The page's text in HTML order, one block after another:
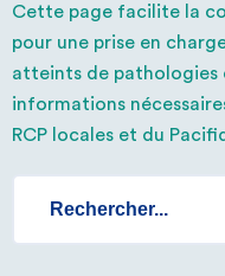
Cette page facilite la
pour une prise en
atteints de pathologies
informations
RCP locales et du